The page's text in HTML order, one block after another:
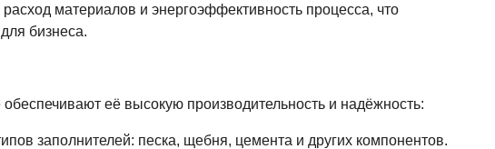
материалов и энергоэффективность процесса, что
бизнеса.
её высокую производительность и надёжность:
заполнителей: песка, щебня, цемента и других компонентов.